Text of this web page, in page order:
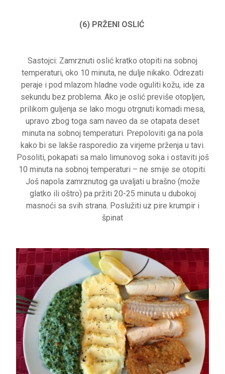
(6) PRŽENI OSLIĆ
Sastojci: Zamrznuti oslić kratko otopiti na sobnoj
temperaturi, oko 10 minuta, ne dulje nikako. Odrezati
peraje i pod mlazom hladne vode oguliti kožu, ide za
sekundu bez problema. Ako je oslić previše otopljen,
prilikom guljenja se lako mogu otrgnuti komadi mesa,
upravo zbog toga sam naveo da se otapata deset
minuta na sobnoj temperaturi. Prepoloviti ga na pola
kako bi se lakše rasporedio za virjeme prženja u tavi.
Posoliti, pokapati sa malo limunovog soka i ostaviti još
10 minuta na sobnoj temperaturi – ne smije se otopiti.
Još napola zamrznutog ga uvaljati u brašno (može
glatko ili oštro) pa pržiti 20-25 minuta u dubokoj
masnoći sa svih strana. Poslužiti uz pire krumpir i
špinat